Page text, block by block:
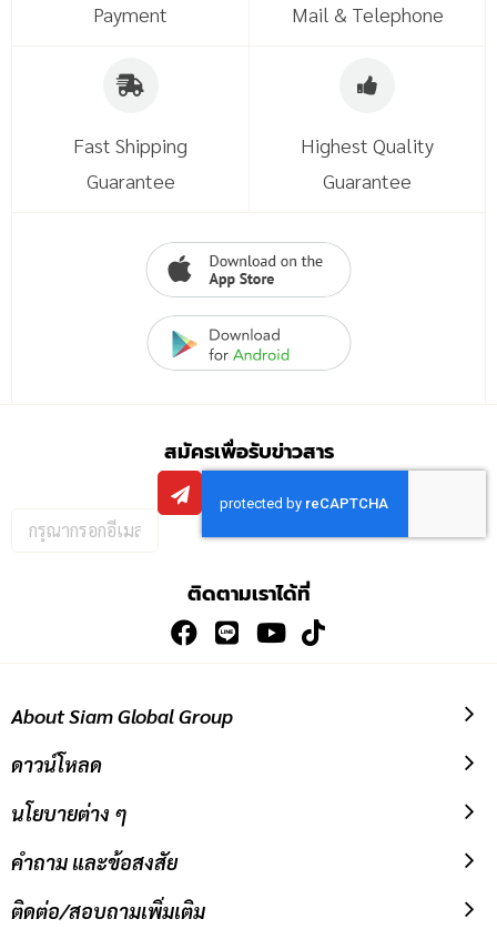
Payment
Mail & Telephone
Fast Shipping
Guarantee
Highest Quality
Guarantee
สมัครเพื่อรับข่าวสาร
กรอก
อีเมล
ติดตามเราได้ที่
About Siam Global Group
ดาวน์โหลด
นโยบายต่าง ๆ
คำถาม และข้อสงสัย
ติดต่อ/สอบถามเพิ่มเติม